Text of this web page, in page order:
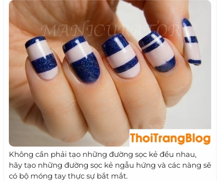
Không cần phải tạo những đường sọc kẻ đều nhau,
hãy tạo những đường sọc kẻ ngẫu hứng và các nàng sẽ
có bộ móng tay thực sự bắt mắt.